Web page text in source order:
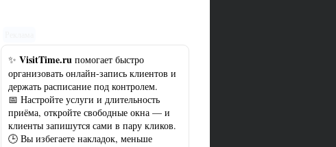
✨ VisitTime.ru помогает быстро
организовать онлайн-запись клиентов и
держать расписание под контролем.
📅 Настройте услуги и длительность
приёма, откройте свободные окна — и
клиенты запишутся сами в пару кликов.
🕒 Вы избегаете накладок, меньше